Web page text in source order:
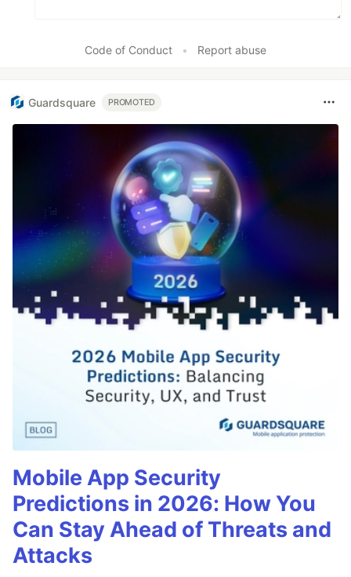
Code of Conduct • Report abuse
Guardsquare PROMOTED
Mobile App Security
Predictions in 2026: How You
Can Stay Ahead of Threats and
Attacks